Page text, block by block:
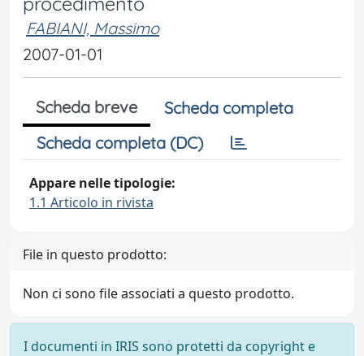
FABIANI, Massimo
2007-01-01
Scheda breve
Scheda completa
Scheda completa (DC)
Appare nelle tipologie:
1.1 Articolo in rivista
File in questo prodotto:
Non ci sono file associati a questo prodotto.
I documenti in IRIS sono protetti da copyright e